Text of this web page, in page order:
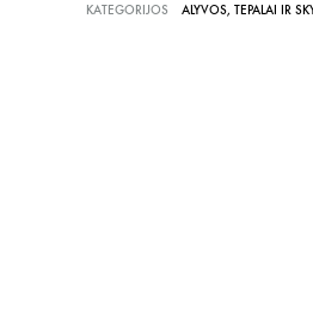
KATEGORIJOS
ALYVOS, TEPALAI IR